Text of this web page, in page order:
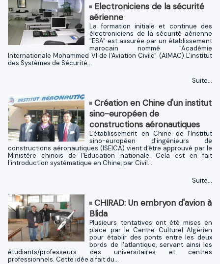
Electroniciens de la sécurité
aérienne
La formation initiale et continue des
électroniciens de la sécurité aérienne
"ESA" est assurée par un établissement
marocain nommé "Académie
Internationale Mohammed VI de l'Aviation Civile" (AIMAC) L'institut
des Systèmes de Sécurité...
Suite...
Création en Chine d'un institut
sino-européen de
constructions aéronautiques
L'établissement en Chine de l'Institut
sino-européen d'ingénieurs de
constructions aéronautiques (ISEICA) vient d'être approuvé par le
Ministère chinois de l'Education nationale. Cela est en fait
l'introduction systématique en Chine, par Civil...
Suite...
CHIRAD: Un embryon d'avion à
Blida
Plusieurs tentatives ont été mises en
place par le Centre Culturel Algérien
pour établir des ponts entre les deux
bords de l'atlantique, servant ainsi les
étudiants/professeurs des universitaires et centres
professionnels. Cette idée a fait du...